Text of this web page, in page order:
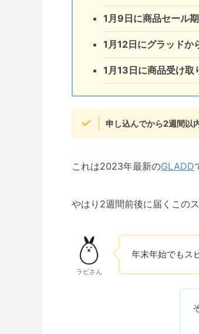
1月9日に商品セール
1月12日にグラッドか
1月13日に商品受け取
申し込んでから2週間以
これは2023年最新のGLADD
やはり2週間前後に届くこの
ラビさん
年末年始でもス